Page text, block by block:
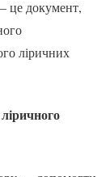
це документ,
ліричних